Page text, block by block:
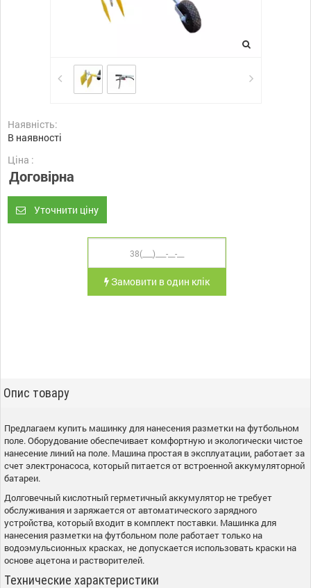
Наявність:
В наявності
Ціна :
Договірна
Уточнити ціну
Замовити в один клік
Опис товару
Предлагаем купить машинку для нанесения разметки на футбольном
поле. Оборудование обеспечивает комфортную и экологически чистое
нанесение линий на поле. Машина простая в эксплуатации, работает за
счет электронасоса, который питается от встроенной аккумуляторной
батареи.
Долговечный кислотный герметичный аккумулятор не требует
обслуживания и заряжается от автоматического зарядного
устройства, который входит в комплект поставки. Машинка для
нанесения разметки на футбольном поле работает только на
водоэмульсионных красках, не допускается использовать краски на
основе ацетона и растворителей.
Технические характеристики